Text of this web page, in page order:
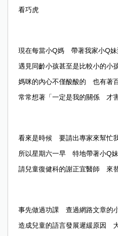
看巧虎
現在每當小Q媽 帶著我家小Q
遇見同齡小孩甚至是比較小的
媽咪的內心不僅酸酸的 也有
常常想著「一定是我的關係 才
看來是時候 要請出專家來幫忙
所以星期六一早 特地帶著小Q
請兒童復健科的謝正宜醫師 來
事先做過功課 查過網路文章的
造成兒童的語言發展遲緩原因